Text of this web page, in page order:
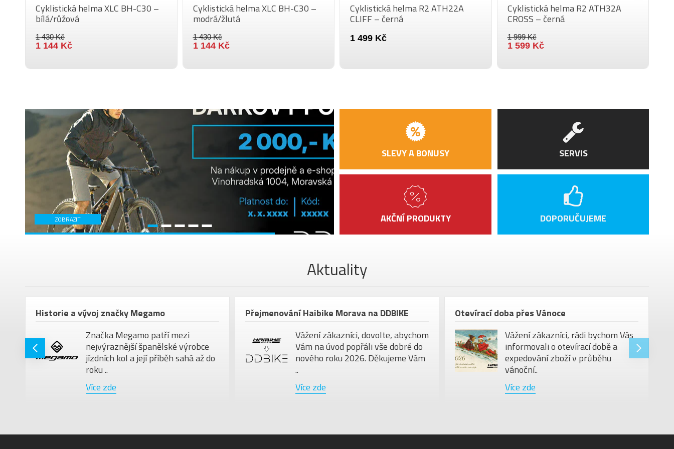
parití.
POČET
VENTILAČNÍCH
OTVORŮ
DESIGNED IN CZ
České republice
Cyklistická helma XLC BH-C30 –
bílá/růžová
1 430 Kč
1 144 Kč
Cyklistická helma XLC BH-C30 –
modrá/žlutá
1 430 Kč
1 144 Kč
Cyklistická helma R2 ATH22A
CLIFF – černá
1 499 Kč
Cyklistická helma R2 ATH32A
CROSS – černá
1 999 Kč
1 599 Kč
ZOBRAZIT
SLEVY A BONUSY
AKČNÍ PRODUKTY
SERVIS
DOPORUČUJEME
Aktuality
Historie a vývoj značky Megamo
Značka Megamo patří mezi
nejvýraznější španělské výrobce
jízdních kol a její příběh sahá až do
roku ..
Více zde
Přejmenování Haibike Morava na DDBIKE
Vážení zákazníci, dovolte, abychom
Vám na úvod popřáli vše dobré do
nového roku 2026. Děkujeme Vám
..
Více zde
Otevírací doba přes Vánoce
Vážení zákazníci, rádi bychom Vás
informovali o otevírací době a
expedování zboží v průběhu
vánoční..
Více zde